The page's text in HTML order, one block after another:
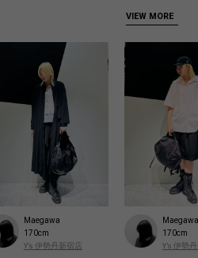
VIEW MORE
Maegawa
170cm
Y’s 伊勢丹新宿店
Maegawa
170cm
Y’s 伊勢